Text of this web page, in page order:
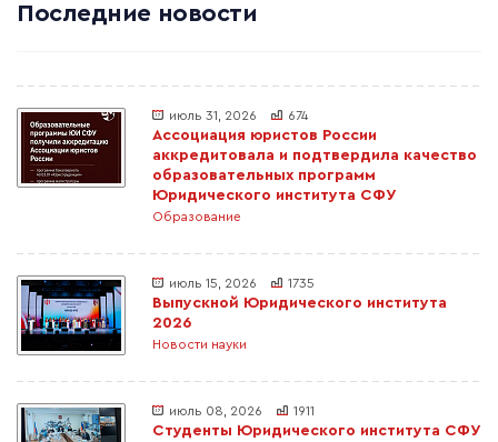
Последние новости
июль 31, 2026 674
Ассоциация юристов России
аккредитовала и подтвердила качество
образовательных программ
Юридического института СФУ
Образование
июль 15, 2026 1735
Выпускной Юридического института
2026
Новости науки
июль 08, 2026 1911
Студенты Юридического института СФУ